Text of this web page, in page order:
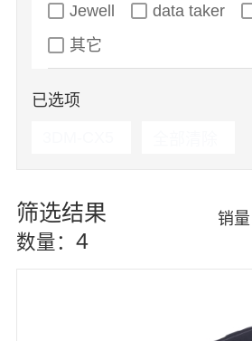
Jewell
data taker
其它
已选项
筛选结果
数量： 4
销量